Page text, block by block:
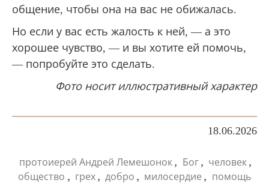
общение, чтобы она на вас не обижалась.
Но если у вас есть жалость к ней, — а это
хорошее чувство, — и вы хотите ей помочь,
— попробуйте это сделать.
Фото носит иллюстративный характер
18.06.2026
протоиерей Андрей Лемешонок , Бог , человек ,
общество , грех , добро , милосердие , помощь